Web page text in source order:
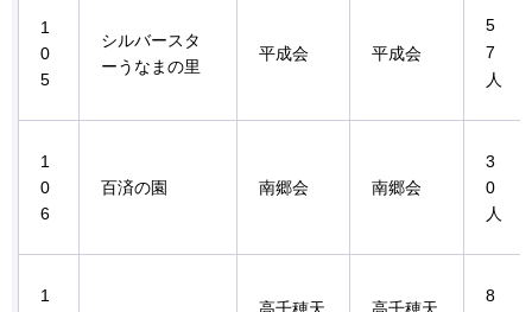
1
0
5
シルバースタ
ーうなまの里
平成会 平成会
5
7
人
1
0
6
百済の園 南郷会 南郷会
3
0
人
1
高千穂天
高千穂天
8